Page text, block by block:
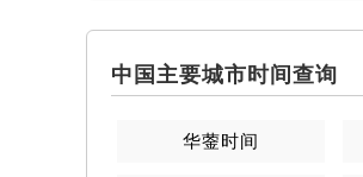
中国主要城市时间查询
华蓥时间